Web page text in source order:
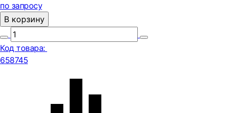
по запросу
В корзину
Код товара:
658745